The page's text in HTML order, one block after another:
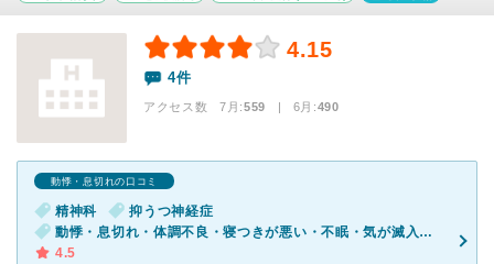
4.15
4件
アクセス数 7月:559 | 6月:490
動悸・息切れの口コミ
精神科
抑うつ神経症
動悸・息切れ・体調不良・寝つきが悪い・不眠・気が滅入る・不安
4.5